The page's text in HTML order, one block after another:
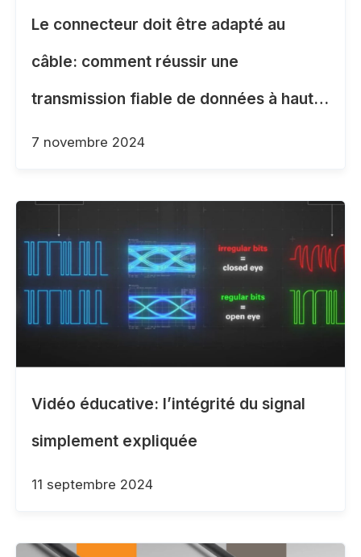
Le connecteur doit être adapté au
câble: comment réussir une
transmission fiable de données à haute
vitesse dans le secteur médical
7 novembre 2024
Vidéo éducative: l’intégrité du signal
simplement expliquée
11 septembre 2024